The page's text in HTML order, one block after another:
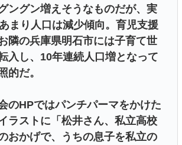
ングン増えそうなものだが、実
まり人口は減少傾向。育児支援
隣の兵庫県明石市には子育て世
入し、10年連続人口増となって
的だ。
のHPではパンチパーマをかけた
ラストに「松井さん、私立高校
おかげで、うちの息子を私立の